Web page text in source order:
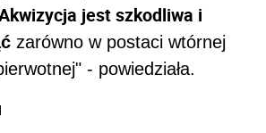
jest szkodliwa i
zarówno w postaci wtórnej
- powiedziała.